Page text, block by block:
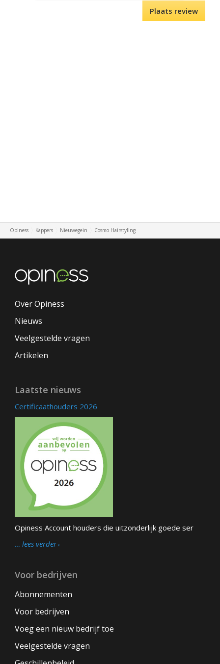
Opiness Kappers Nieuwegein Cosmo Hairstyling
Over Opiness
Nieuws
Veelgestelde vragen
Artikelen
Laatste nieuws
Certificaathouders 2026
Opiness Account houders die uitzonderlijk goede ser
… lees verder
Voor bedrijven
Abonnementen
Voor bedrijven
Voeg een nieuw bedrijf toe
Veelgestelde vragen